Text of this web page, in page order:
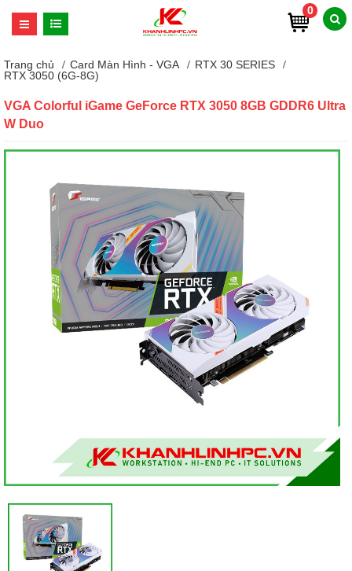
0
Trang chủ Card Màn Hình - VGA
RTX 30 SERIES
RTX 3050 (6G-8G)
VGA Colorful iGame GeForce RTX 3050 8GB GDDR6 Ultra
W Duo